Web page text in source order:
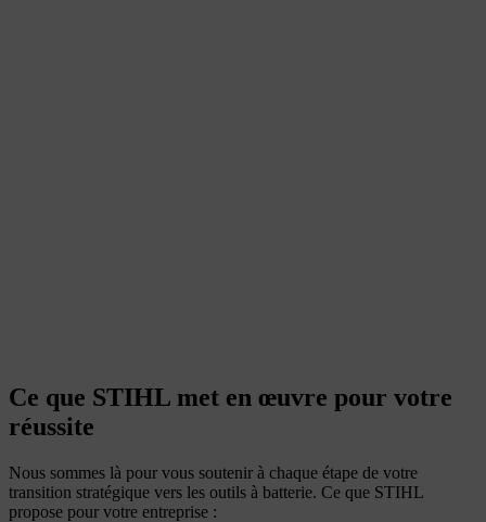
Ce que STIHL met en œuvre pour votre
réussite
Nous sommes là pour vous soutenir à chaque étape de votre
transition stratégique vers les outils à batterie. Ce que STIHL
propose pour votre entreprise :